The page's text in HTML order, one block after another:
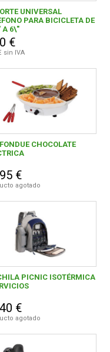
1
UNIVERSAL
PARA BICICLETA DE
A 6\"
€
sin IVA
CHOCOLATE
€
agotado
PICNIC ISOTÉRMICA
€
agotado